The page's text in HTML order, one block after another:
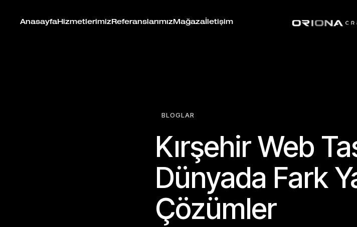
Anasayfa Hizmetlerimiz Referanslarımız Mağaza İletişim
BLOGLAR
Kırşehir Web
Dünyada Fark
Çözümler